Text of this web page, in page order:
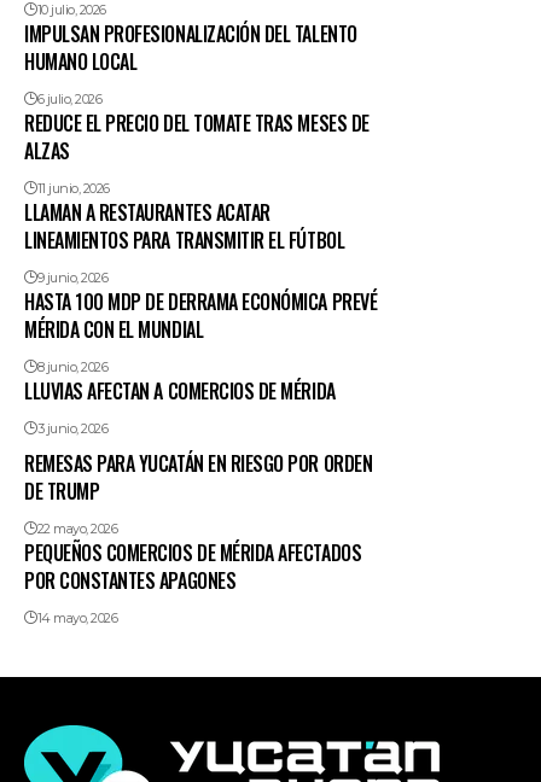
10 julio, 2026
IMPULSAN PROFESIONALIZACIÓN DEL TALENTO
HUMANO LOCAL
6 julio, 2026
REDUCE EL PRECIO DEL TOMATE TRAS MESES DE
ALZAS
11 junio, 2026
LLAMAN A RESTAURANTES ACATAR
LINEAMIENTOS PARA TRANSMITIR EL FÚTBOL
9 junio, 2026
HASTA 100 MDP DE DERRAMA ECONÓMICA PREVÉ
MÉRIDA CON EL MUNDIAL
8 junio, 2026
LLUVIAS AFECTAN A COMERCIOS DE MÉRIDA
3 junio, 2026
REMESAS PARA YUCATÁN EN RIESGO POR ORDEN
DE TRUMP
22 mayo, 2026
PEQUEÑOS COMERCIOS DE MÉRIDA AFECTADOS
POR CONSTANTES APAGONES
14 mayo, 2026